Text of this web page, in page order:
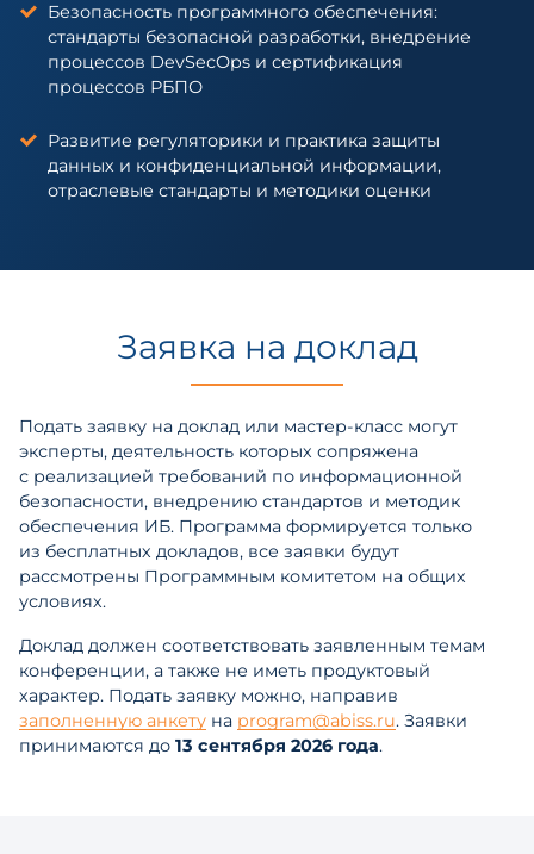
Безопасность программного обеспечения:
стандарты безопасной разработки, внедрение
процессов DevSecOps и сертификация
процессов РБПО
Развитие регуляторики и практика защиты
данных и конфиденциальной информации,
отраслевые стандарты и методики оценки
Заявка на доклад
Подать заявку на доклад или мастер-класс могут
эксперты, деятельность которых сопряжена
с реализацией требований по информационной
безопасности, внедрению стандартов и методик
обеспечения ИБ. Программа формируется только
из бесплатных докладов, все заявки будут
рассмотрены Программным комитетом на общих
условиях.
Доклад должен соответствовать заявленным темам
конференции, а также не иметь продуктовый
характер. Подать заявку можно, направив
заполненную анкету на program@abiss.ru. Заявки
принимаются до 13 сентября 2026 года.